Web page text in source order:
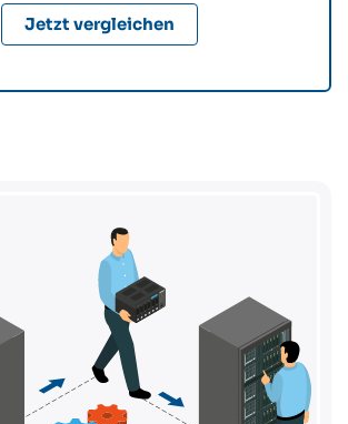
Jetzt vergleichen